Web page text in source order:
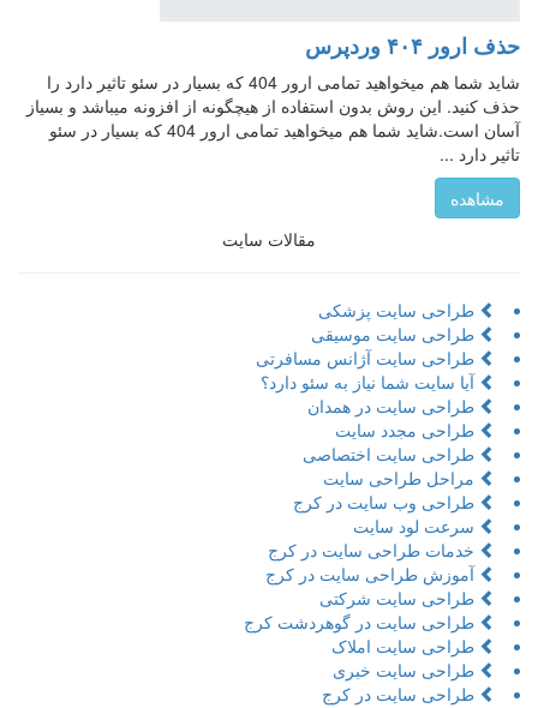
حذف ارور ۴۰۴ وردپرس
شاید شما هم میخواهید تمامی ارور 404 که بسیار در سئو تاثیر دارد را
حذف کنید. این روش بدون استفاده از هیچگونه از افزونه میباشد و بسیاز
آسان است.شاید شما هم میخواهید تمامی ارور 404 که بسیار در سئو
تاثیر دارد ...
مشاهده
مقالات سایت
طراحی سایت پزشکی
طراحی سایت موسیقی
طراحی سایت آژانس مسافرتی
آیا سایت شما نیاز به سئو دارد؟
طراحی سایت در همدان
طراحی مجدد سایت
طراحی سایت اختصاصی
مراحل طراحی سایت
طراحی وب سایت در کرج
سرعت لود سایت
خدمات طراحی سایت در کرج
آموزش طراحی سایت در کرج
طراحی سایت شرکتی
طراحی سایت در گوهردشت کرج
طراحی سایت املاک
طراحی سایت خبری
طراحی سایت در کرج